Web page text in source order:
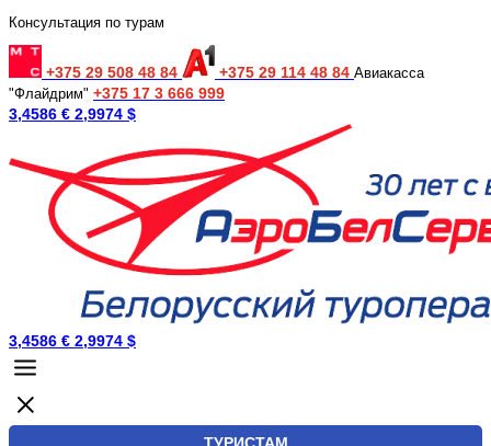
Консультация по турам
+375 29 508 48 84 +375 29 114 48 84 Авиакасса
"Флайдрим" +375 17 3 666 999
3,4586 € 2,9974 $
3,4586 € 2,9974 $